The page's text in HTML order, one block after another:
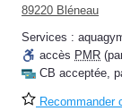
89220 Bléneau
Services :
accès PMR
CB acceptée,
Recommander